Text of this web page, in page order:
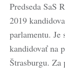
Predseda SaS
2019
parlamentu.
kandidovať na
Štrasburgu.